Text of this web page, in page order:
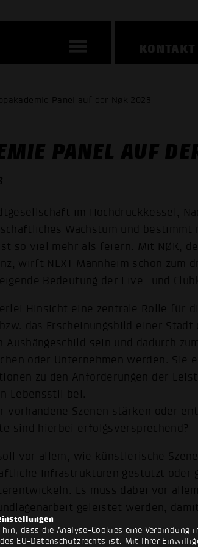
dass die Analyse-Cookies eine Verbindung
EU-Datenschutzrechts ist. Mit Ihrer
KONTAKT
Panel auf der Nøk 2023
PANEL AUF
im Hochdruckkessel,
Wachstum und
so viel mehr als feiern. Mit NØK,
wirft NEXT Mannheim schon zum
Bedeutung der Live- und
Hinsicht eine zentrale Rolle für
das Erscheinungsbild einer Stadt
Aushängeschild sein und dadurch
oder Unternehmen werden. Sie
zu den Anforderungen der
Lebensstil bei.
vorhandene Szenen stärken oder
sind hierbei erfolgsversprechend?
vor allem, wie künstlerische
Infrastrukturen gestützt oder
Es muss dabei vor
geleistet werden,